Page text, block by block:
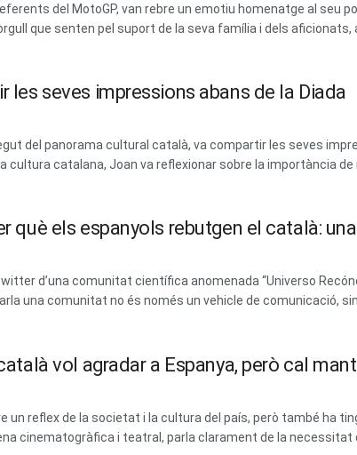
del MotoGP, van rebre un emotiu homenatge al seu
que senten pel suport de la seva família i dels aficionats,
les seves impressions abans de la Diada
del panorama cultural català, va compartir les seves
catalana, Joan va reflexionar sobre la importància de
què els espanyols rebutgen el català:
d’una comunitat científica anomenada “Universo
una comunitat no és només un vehicle de comunicació,
vol agradar a Espanya, però cal
un reflex de la societat i la cultura del país, però també ha
cinematogràfica i teatral, parla clarament de la necessitat